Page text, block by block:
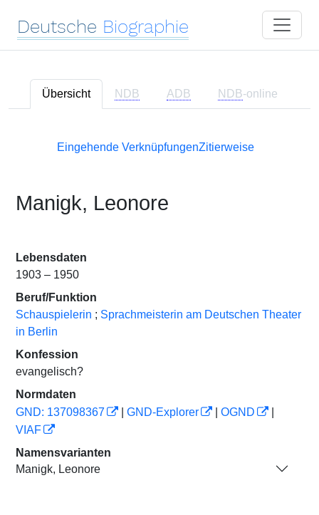
Deutsche Biographie
Übersicht NDB ADB NDB-online
Eingehende VerknüpfungenZitierweise
Manigk, Leonore
Lebensdaten
1903 – 1950
Beruf/Funktion
Schauspielerin ; Sprachmeisterin am Deutschen Theater
in Berlin
Konfession
evangelisch?
Normdaten
GND: 137098367
GND-Explorer OGND
VIAF
Namensvarianten
Manigk, Leonore